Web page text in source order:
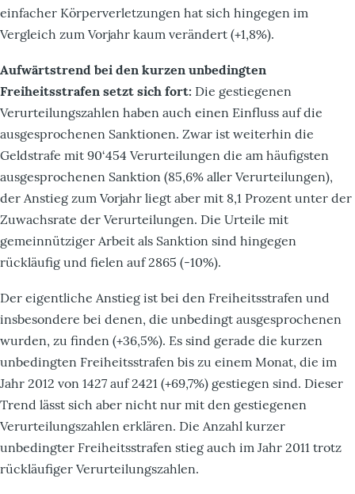
einfacher Körperverletzungen hat sich hingegen im
Vergleich zum Vorjahr kaum verändert (+1,8%).
Aufwärtstrend bei den kurzen unbedingten
Freiheitsstrafen setzt sich fort: Die gestiegenen
Verurteilungszahlen haben auch einen Einfluss auf die
ausgesprochenen Sanktionen. Zwar ist weiterhin die
Geldstrafe mit 90‘454 Verurteilungen die am häufigsten
ausgesprochenen Sanktion (85,6% aller Verurteilungen),
der Anstieg zum Vorjahr liegt aber mit 8,1 Prozent unter der
Zuwachsrate der Verurteilungen. Die Urteile mit
gemeinnütziger Arbeit als Sanktion sind hingegen
rückläufig und fielen auf 2865 (-10%).
Der eigentliche Anstieg ist bei den Freiheitsstrafen und
insbesondere bei denen, die unbedingt ausgesprochenen
wurden, zu finden (+36,5%). Es sind gerade die kurzen
unbedingten Freiheitsstrafen bis zu einem Monat, die im
Jahr 2012 von 1427 auf 2421 (+69,7%) gestiegen sind. Dieser
Trend lässt sich aber nicht nur mit den gestiegenen
Verurteilungszahlen erklären. Die Anzahl kurzer
unbedingter Freiheitsstrafen stieg auch im Jahr 2011 trotz
rückläufiger Verurteilungszahlen.